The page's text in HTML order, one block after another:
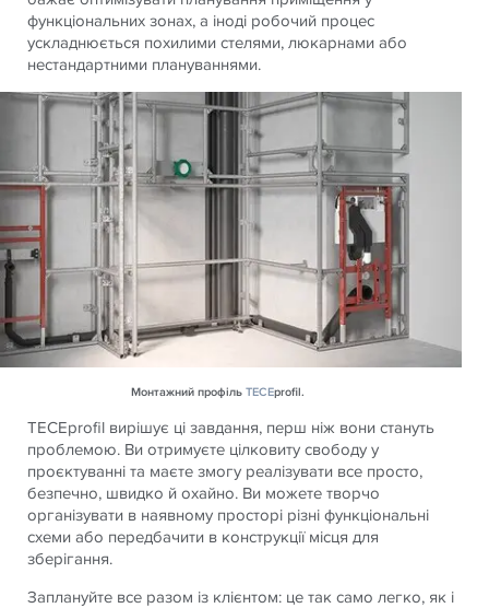
функціональних зонах, а іноді робочий процес
ускладнюється похилими стелями, люкарнами або
нестандартними плануваннями.
Монтажний профільTECEprofil.
TECEprofil вирішує ці завдання, перш ніж вони стануть
проблемою. Ви отримуєте цілковиту свободу у
проєктуванні та маєте змогу реалізувати все просто,
безпечно, швидко й охайно. Ви можете творчо
організувати в наявному просторі різні функціональні
схеми або передбачити в конструкції місця для
зберігання.
Заплануйте все разом із клієнтом: це так само легко, як і